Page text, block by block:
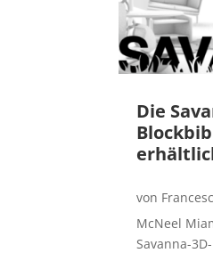
Die
von
McNeel
Savanna-